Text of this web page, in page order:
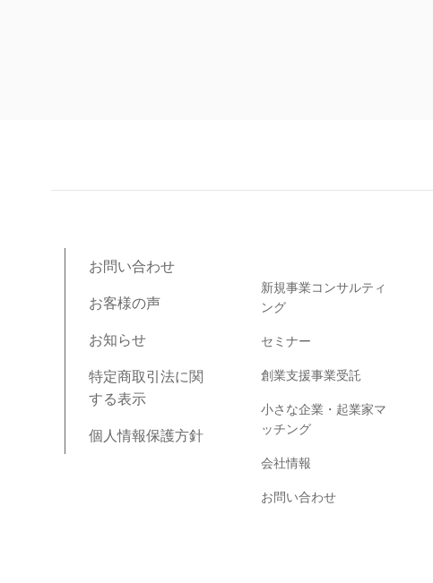
お問い合わせ
お客様の声
お知らせ
特定商取引法に関
する表示
個人情報保護方針
新規事業コンサルティ
ング
セミナー
創業支援事業受託
小さな企業・起業家マ
ッチング
会社情報
お問い合わせ